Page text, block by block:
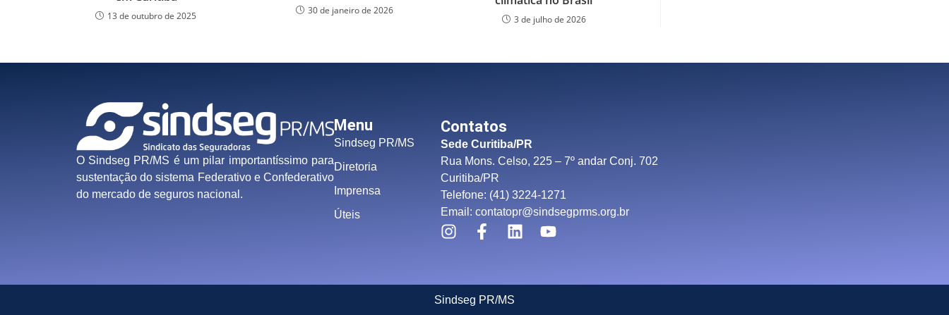
13 de outubro de 2025 30 de janeiro de 2026
3 de julho de 2026
O Sindseg PR/MS é um pilar importantíssimo para
sustentação do sistema Federativo e Confederativo
do mercado de seguros nacional.
Menu
Sindseg PR/MS
Diretoria
Imprensa
Úteis
Contatos
Sede Curitiba/PR
Rua Mons. Celso, 225 – 7º andar Conj. 702
Curitiba/PR
Telefone: (41) 3224-1271
Email: contatopr@sindsegprms.org.br
Sindseg PR/MS